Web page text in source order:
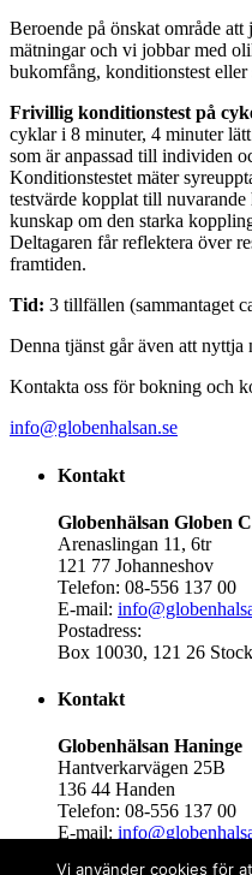
Beroende på önskat område
mätningar och vi jobbar med
bukomfång, konditionstest eller
Frivillig konditionstest på
cyklar i 8 minuter, 4 minuter
som är anpassad till individen
Konditionstestet mäter
testvärde kopplat till
kunskap om den starka
Deltagaren får reflektera över
framtiden.
Tid: 3 tillfällen (sammantaget
Denna tjänst går även att
Kontakta oss för bokning och
info@globenhalsan.se
Kontakt
Globenhälsan Globen
Arenaslingan 11, 6tr
121 77 Johanneshov
Telefon: 08-556 137 00
E-mail:
Postadress:
Box 10030, 121 26
Kontakt
Globenhälsan Haninge
Hantverkarvägen 25B
136 44 Handen
Telefon: 08-556 137 00
E-mail:
Vi använder cookies för